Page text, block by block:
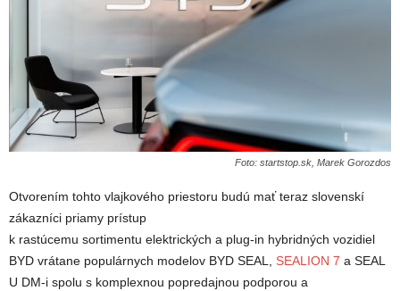
Foto: startstop.sk, Marek Gorozdos
Otvorením tohto vlajkového priestoru budú mať teraz slovenskí
zákazníci priamy prístup
k rastúcemu sortimentu elektrických a plug-in hybridných vozidiel
BYD vrátane populárnych modelov BYD SEAL, SEALION 7 a SEAL
U DM-i spolu s komplexnou popredajnou podporou a